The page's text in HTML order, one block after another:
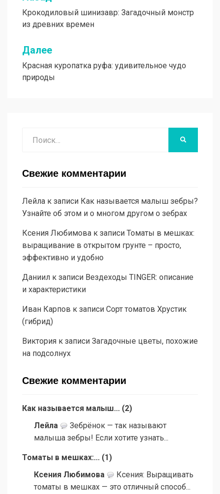
по
записям
Крокодиловый шинизавр: Загадочный монстр
из древних времен
Далее
Красная куропатка руфа: удивительное чудо
природы
Свежие комментарии
Лейла к записи Как называется малыш зебры?
Узнайте об этом и о многом другом о зебрах
Ксения Любимова к записи Томаты в мешках:
выращивание в открытом грунте – просто,
эффективно и удобно
Даниил к записи Вездеходы TINGER: описание
и характеристики
Иван Карпов к записи Сорт томатов Хрустик
(гибрид)
Виктория к записи Загадочные цветы, похожие
на подсолнух
Свежие комментарии
Как называется малыш... (2)
Лейла
Зебрёнок — так называют
малыша зебры! Если хотите узнать...
Томаты в мешках:... (1 )
Ксения Любимова
Ксения: Выращивать
томаты в мешках — это отличный способ...